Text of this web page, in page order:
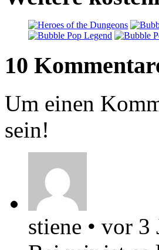
10
Um einen
sein!
stiene • vor 3